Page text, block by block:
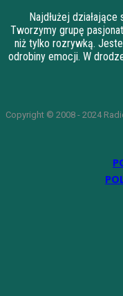
Najdłużej
Tworzymy grupę
niż tylko rozrywką.
odrobiny emocji. W
Copyright © 2008 - 2024